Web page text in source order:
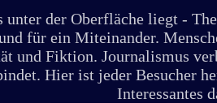
unter der Oberfläche liegt -
für ein Miteinander.
und Fiktion. Journalismus
Hier ist jeder Besucher
Interessantes